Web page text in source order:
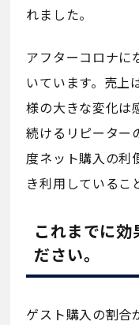
れました。
アフターコロナに
いています。売上
様の大きな変化は
続けるリピーター
度ネット購入の利
き利用しているこ
これまでに効
ださい。
ゲスト購入の割合